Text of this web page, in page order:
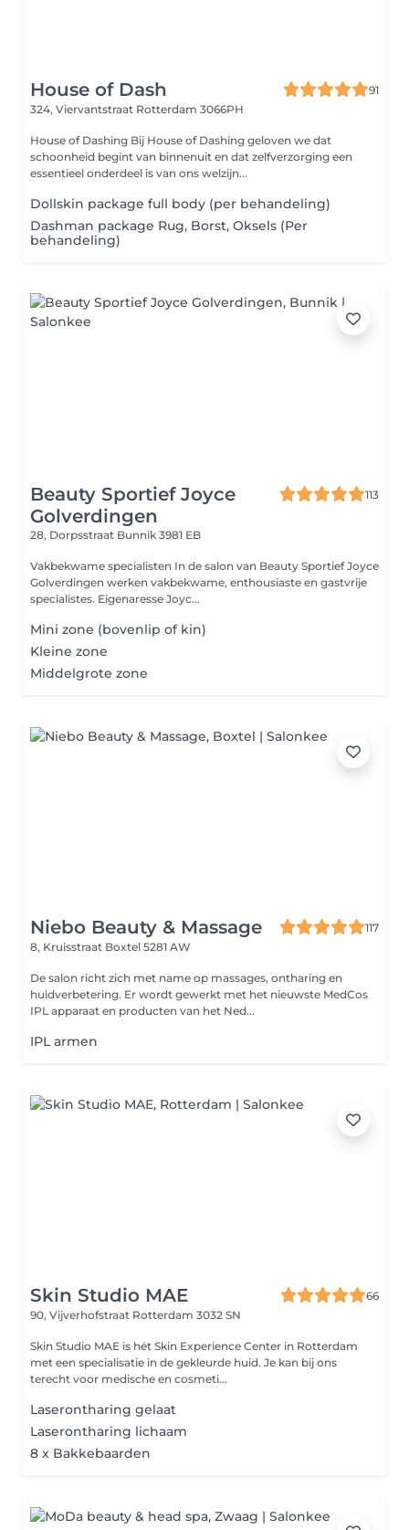
House of Dash
91
324, Viervantstraat Rotterdam 3066PH
House of Dashing Bij House of Dashing geloven we dat
schoonheid begint van binnenuit en dat zelfverzorging een
essentieel onderdeel is van ons welzijn...
Dollskin package full body (per behandeling)
Dashman package Rug, Borst, Oksels (Per
behandeling)
Beauty Sportief Joyce
Golverdingen
113
28, Dorpsstraat Bunnik 3981 EB
Vakbekwame specialisten In de salon van Beauty Sportief Joyce
Golverdingen werken vakbekwame, enthousiaste en gastvrije
specialistes. Eigenaresse Joyc...
Mini zone (bovenlip of kin)
Kleine zone
Middelgrote zone
Niebo Beauty & Massage
117
8, Kruisstraat Boxtel 5281 AW
De salon richt zich met name op massages, ontharing en
huidverbetering. Er wordt gewerkt met het nieuwste MedCos
IPL apparaat en producten van het Ned...
IPL armen
Skin Studio MAE
66
90, Vijverhofstraat Rotterdam 3032 SN
Skin Studio MAE is hét Skin Experience Center in Rotterdam
met een specialisatie in de gekleurde huid. Je kan bij ons
terecht voor medische en cosmeti...
Laserontharing gelaat
Laserontharing lichaam
8 x Bakkebaarden